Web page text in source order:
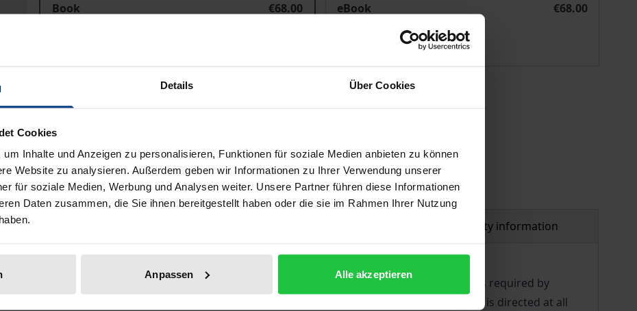
Details Über Cookies
Cookies
Inhalte und Anzeigen zu personalisieren, Funktionen für soziale Medien anbieten zu können
Website zu analysieren. Außerdem geben wir Informationen zu Ihrer Verwendung unserer
für soziale Medien, Werbung und Analysen weiter. Unsere Partner führen diese Informationen
Daten zusammen, die Sie ihnen bereitgestellt haben oder die sie im Rahmen Ihrer Nutzung
Anpassen Alle akzeptieren
Book
€68.00
eBook
€68.00
ISBN 978-3-7489-2134-9
Delivery cost notice
data Product safety information
Court from 1989 to 2001, contributed to the law in a dedicated and committed way as required by
system and the relationship between the state and the church in Germany. This book is directed at all